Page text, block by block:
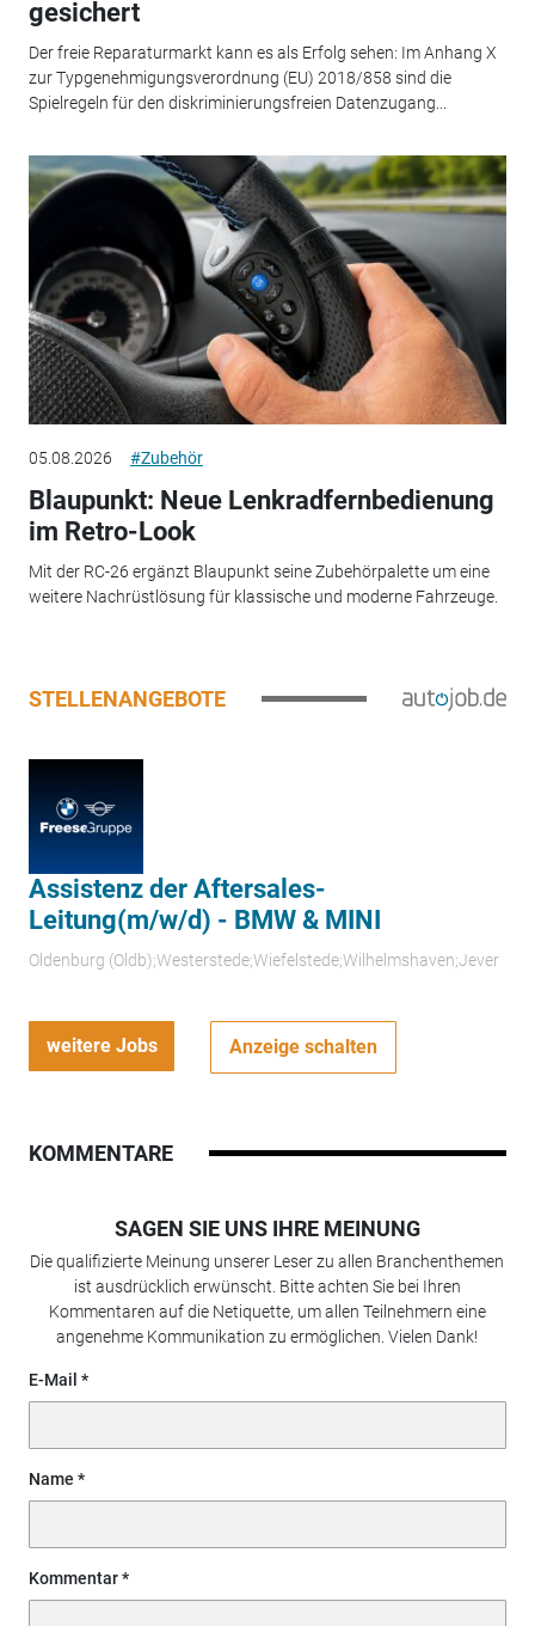
gesichert
Der freie Reparaturmarkt kann es als Erfolg sehen: Im Anhang X
zur Typgenehmigungsverordnung (EU) 2018/858 sind die
Spielregeln für den diskriminierungsfreien Datenzugang...
05.08.2026 #Zubehör
Blaupunkt: Neue Lenkradfernbedienung
im Retro-Look
Mit der RC-26 ergänzt Blaupunkt seine Zubehörpalette um eine
weitere Nachrüstlösung für klassische und moderne Fahrzeuge.
STELLENANGEBOTE
Assistenz der Aftersales-
Leitung(m/w/d) - BMW & MINI
Oldenburg (Oldb);Westerstede;Wiefelstede;Wilhelmshaven;Jever
weitere Jobs Anzeige schalten
KOMMENTARE
SAGEN SIE UNS IHRE MEINUNG
Die qualifizierte Meinung unserer Leser zu allen Branchenthemen
ist ausdrücklich erwünscht. Bitte achten Sie bei Ihren
Kommentaren auf die Netiquette, um allen Teilnehmern eine
angenehme Kommunikation zu ermöglichen. Vielen Dank!
E-Mail
Name
Kommentar